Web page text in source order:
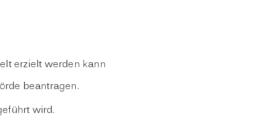
erzielt werden kann
beantragen.
wird.